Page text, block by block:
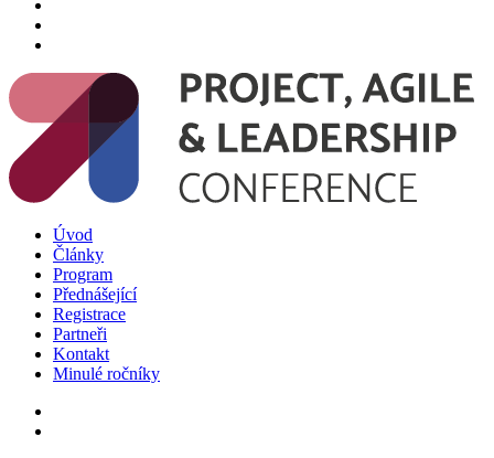
Úvod
Články
Program
Přednášející
Registrace
Partneři
Kontakt
Minulé ročníky